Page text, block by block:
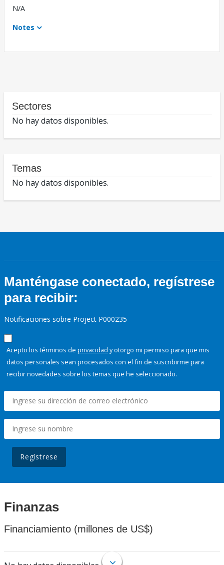
N/A
Notes
Sectores
No hay datos disponibles.
Temas
No hay datos disponibles.
Manténgase conectado, regístrese
para recibir:
Notificaciones sobre Project P000235
Acepto los términos de privacidad y otorgo mi permiso para que mis
datos personales sean procesados con el fin de suscribirme para
recibir novedades sobre los temas que he seleccionado.
Regístrese
Finanzas
Financiamiento (millones de US$)